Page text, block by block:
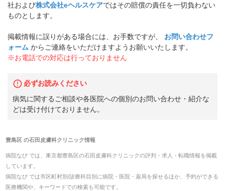
社および株式会社eヘルスケアではその賠償の責任を一切負わない
ものとします。
掲載情報に誤りがある場合には、お手数ですが、
お問い合わせフ
ォーム からご連絡をいただけますようお願いいたします。
※お電話での対応は行っておりません
必ずお読みください
病気に関するご相談や各医院への個別のお問い合わせ・紹介な
どは受け付けておりません。
豊島区の石田皮膚科クリニック情報
病院なび では、 東京都豊島区の石田皮膚科クリニックの評判・求人・転職情報を掲載
しています。
病院なび では市区町村別/診療科目別に病院・医院・薬局を探せるほか、予約ができる
医療機関や、キーワードでの検索も可能です。